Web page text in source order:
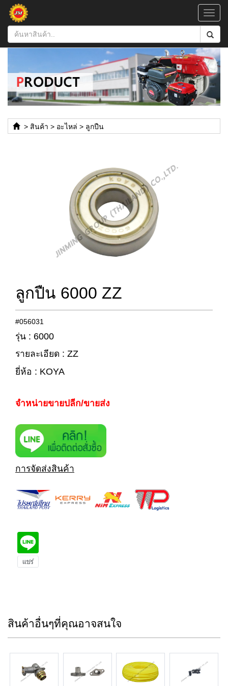
> สินค้า > อะไหล่ > ลูกปืน
ลูกปืน 6000 ZZ
#056031
รุ่น : 6000
รายละเอียด : ZZ
ยี่ห้อ : KOYA
จำหน่ายขายปลีก/ขายส่ง
การจัดส่งสินค้า
สินค้าอื่นๆที่คุณอาจสนใจ